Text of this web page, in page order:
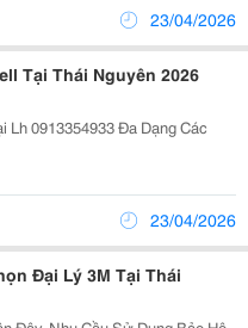
23/04/2026
Tại Thái Nguyên 2026
Lh 0913354933 Đa Dạng Các
23/04/2026
Đại Lý 3M Tại Thái